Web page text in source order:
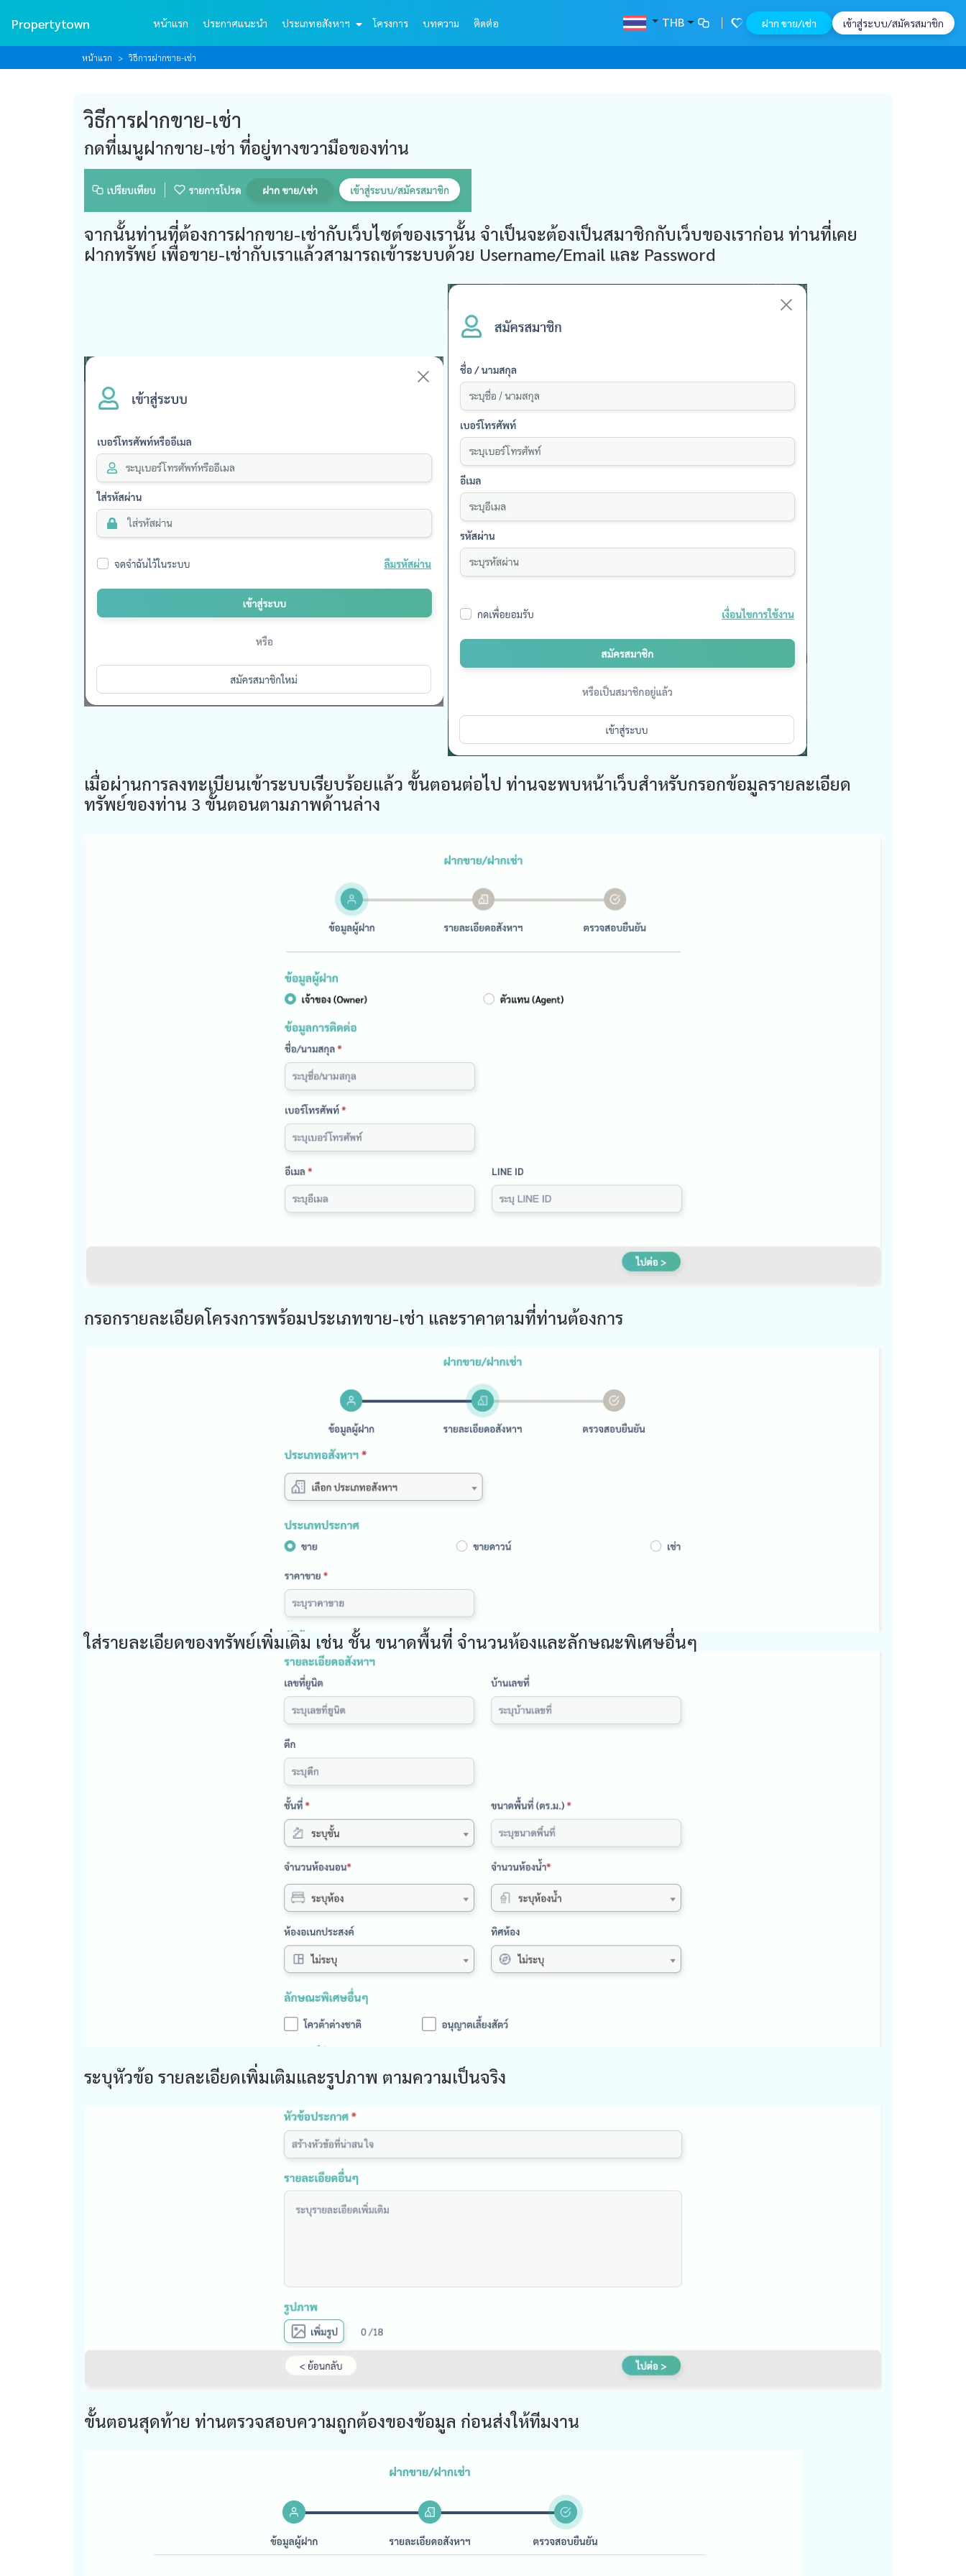
Propertytown หน้าแรก ประกาศแนะนำ ประเภทอสังหาฯ โครงการ บทความ ติดต่อ THB ฝาก ขาย/เช่า เข้าสู่ระบบ/สมัครสมาชิก
หน้าแรก วิธีการฝากขาย-เช่า
วิธีการฝากขาย-เช่า
กดที่เมนูฝากขาย-เช่า ที่อยู่ทางขวามือของท่าน
จากนั้นท่านที่ต้องการฝากขาย-เช่ากับเว็บไซต์ของเรานั้น จำเป็นจะต้องเป็นสมาชิกกับเว็บของเราก่อน ท่านที่เคย
ฝากทรัพย์ เพื่อขาย-เช่ากับเราแล้วสามารถเข้าระบบด้วย Username/Email และ Password
เมื่อผ่านการลงทะเบียนเข้าระบบเรียบร้อยแล้ว ขั้นตอนต่อไป ท่านจะพบหน้าเว็บสำหรับกรอกข้อมูลรายละเอียด
ทรัพย์ของท่าน 3 ขั้นตอนตามภาพด้านล่าง
กรอกรายละเอียดโครงการพร้อมประเภทขาย-เช่า และราคาตามที่ท่านต้องการ
ใส่รายละเอียดของทรัพย์เพิ่มเติม เช่น ชั้น ขนาดพื้นที่ จำนวนห้องและลักษณะพิเศษอื่นๆ
ระบุหัวข้อ รายละเอียดเพิ่มเติมและรูปภาพ ตามความเป็นจริง
ขั้นตอนสุดท้าย ท่านตรวจสอบความถูกต้องของข้อมูล ก่อนส่งให้ทีมงาน